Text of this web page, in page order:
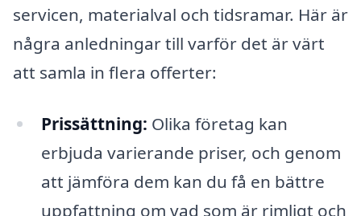
servicen, materialval och tidsramar. Här är
några anledningar till varför det är värt
att samla in flera offerter:
Prissättning: Olika företag kan
erbjuda varierande priser, och genom
att jämföra dem kan du få en bättre
uppfattning om vad som är rimligt och